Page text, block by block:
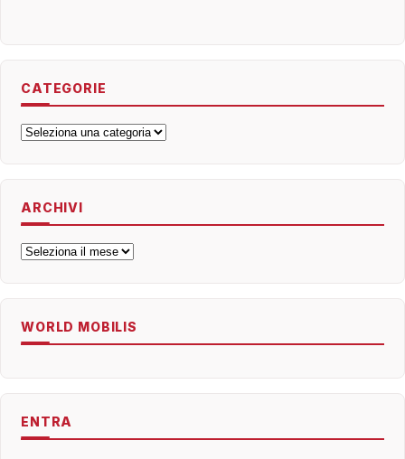
CATEGORIE
Categorie
ARCHIVI
Archivi
WORLD MOBILIS
ENTRA